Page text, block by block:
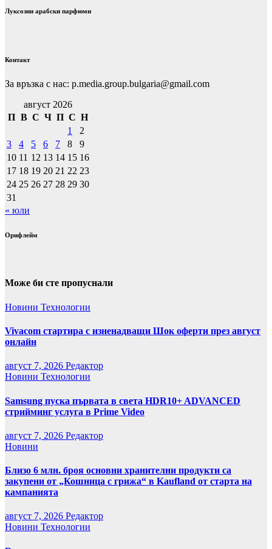
Луксозни арабски парфюми
Контакт
За връзка с нас: p.media.group.bulgaria@gmail.com
август 2026
П В С Ч П С Н
1
2
3
4 5 6 7 8
9
10 11 12 13 14 15 16
17 18 19 20 21 22 23
24 25 26 27 28 29 30
31
« юли
Орифлейм
Може би сте пропуснали
Новини Технологии
Vivacom стартира с изненадващи Шок оферти през август
онлайн
август 7, 2026 Редактор
Новини Технологии
Samsung пуска първата в света HDR10+ ADVANCED
стрийминг услуга в Prime Video
август 7, 2026 Редактор
Новини
Близо 6 млн. броя основни хранителни продукти са
закупени от „Кошница с грижа“ в Kaufland от старта на
кампанията
август 7, 2026 Редактор
Новини Технологии